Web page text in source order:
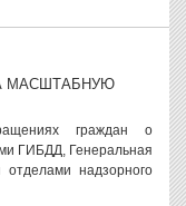
МАСШТАБНУЮ
граждан о
ГИБДД, Генеральная
отделами надзорного